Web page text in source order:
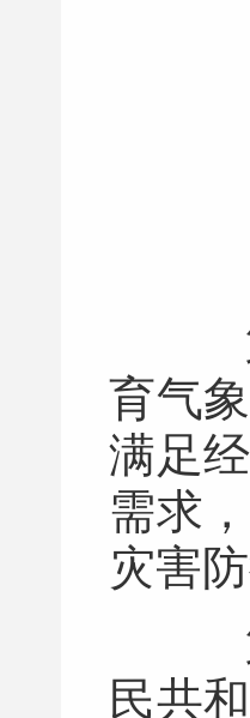
第
育气
满足
需求
灾害
第
民共